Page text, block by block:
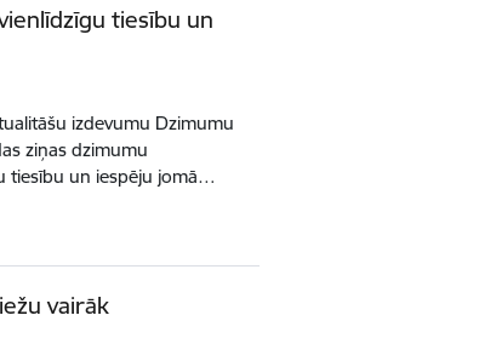
tiesību un
izdevumu Dzimumu
ziņas dzimumu
tiesību un iespēju jomā…
vairāk